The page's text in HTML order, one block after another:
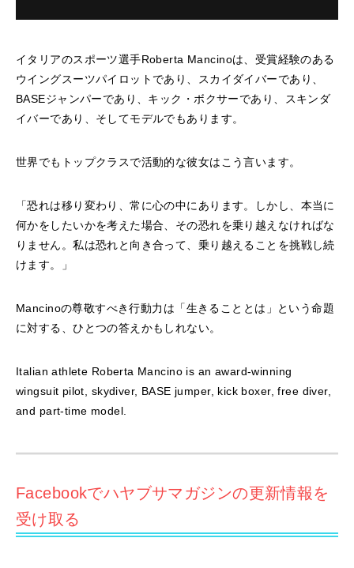
イタリアのスポーツ選手Roberta Mancinoは、受賞経験のある
ウイングスーツパイロットであり、スカイダイバーであり、
BASEジャンパーであり、キック・ボクサーであり、スキンダ
イバーであり、そしてモデルでもあります。
世界でもトップクラスで活動的な彼女はこう言います。
「恐れは移り変わり、常に心の中にあります。しかし、本当に
何かをしたいかを考えた場合、その恐れを乗り越えなければな
りません。私は恐れと向き合って、乗り越えることを挑戦し続
けます。」
Mancinoの尊敬すべき行動力は「生きることとは」という命題
に対する、ひとつの答えかもしれない。
Italian athlete Roberta Mancino is an award-winning
wingsuit pilot, skydiver, BASE jumper, kick boxer, free diver,
and part-time model.
Facebookでハヤブサマガジンの更新情報を
受け取る